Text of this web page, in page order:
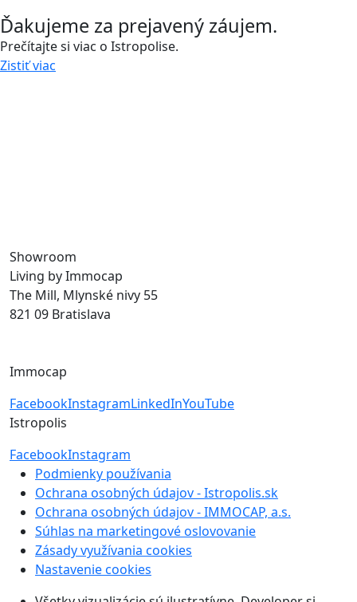
Ďakujeme za prejavený záujem.
Prečítajte si viac o Istropolise.
Zistiť viac
Showroom
Living by Immocap
The Mill, Mlynské nivy 55
821 09 Bratislava
Immocap
FacebookInstagramLinkedInYouTube
Istropolis
FacebookInstagram
Podmienky používania
Ochrana osobných údajov - Istropolis.sk
Ochrana osobných údajov - IMMOCAP, a.s.
Súhlas na marketingové oslovovanie
Zásady využívania cookies
Nastavenie cookies